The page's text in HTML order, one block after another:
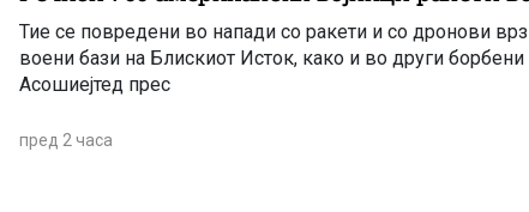
Тие се повредени во напади со ракети и со дронови
воени бази на Блискиот Исток, како и во други
Асошиејтед прес
пред 2 часа